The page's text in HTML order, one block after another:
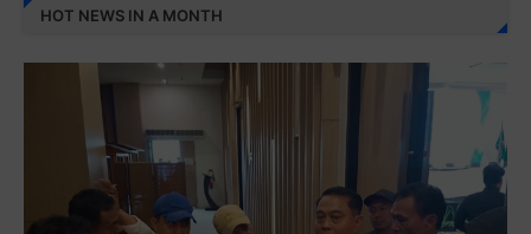
HOT NEWS IN A MONTH